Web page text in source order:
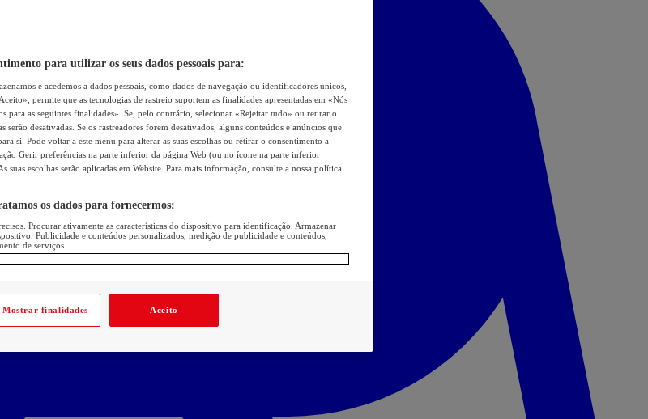
para utilizar os seus dados pessoais para:
e acedemos a dados pessoais, como dados de navegação ou identificadores únicos,
permite que as tecnologias de rastreio suportem as finalidades apresentadas em «Nós
para as seguintes finalidades». Se, pelo contrário, selecionar «Rejeitar tudo» ou retirar o
serão desativadas. Se os rastreadores forem desativados, alguns conteúdos e anúncios que
si. Pode voltar a este menu para alterar as suas escolhas ou retirar o consentimento a
Gerir preferências na parte inferior da página Web (ou no ícone na parte inferior
suas escolhas serão aplicadas em Website. Para mais informação, consulte a nossa política
os dados para fornecermos:
Procurar ativamente as características do dispositivo para identificação. Armazenar
Publicidade e conteúdos personalizados, medição de publicidade e conteúdos,
de serviços.
Mostrar finalidades Aceito